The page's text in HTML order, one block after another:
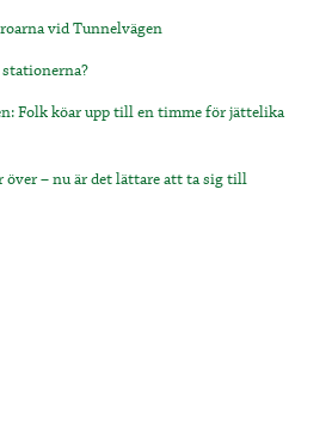
vid Tunnelvägen
Folk köar upp till en timme för jättelika
över – nu är det lättare att ta sig till